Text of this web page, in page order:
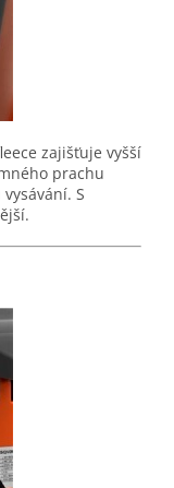
zajišťuje vyšší
prachu
S